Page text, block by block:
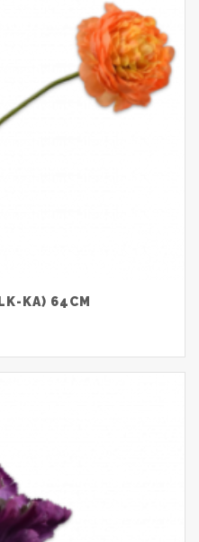
KA) 64CM